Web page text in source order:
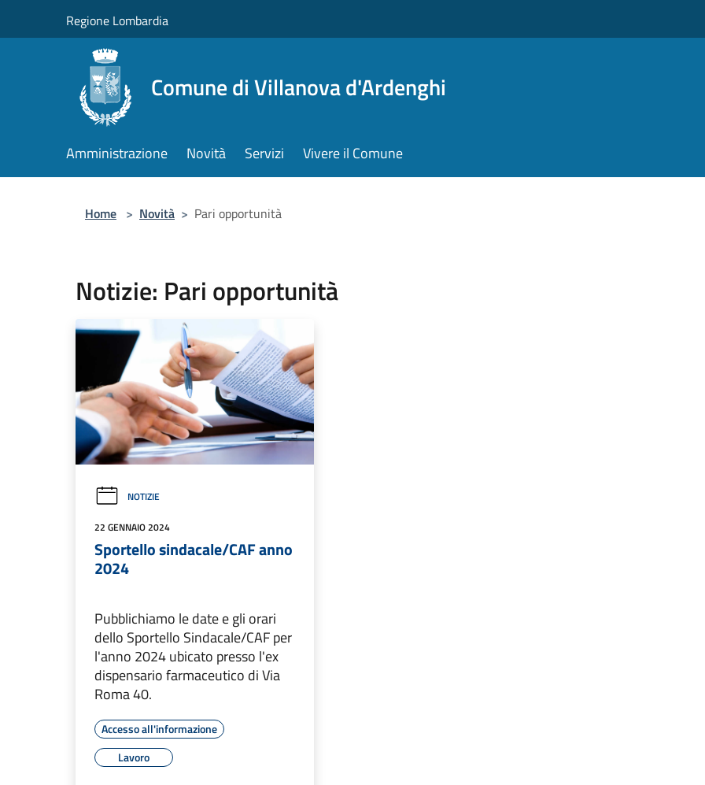
Regione Lombardia
Comune di Villanova d'Ardenghi
Amministrazione Novità Servizi Vivere il Comune
Home > Novità > Pari opportunità
Notizie: Pari opportunità
NOTIZIE
22 GENNAIO 2024
Sportello sindacale/CAF anno
2024
Pubblichiamo le date e gli orari
dello Sportello Sindacale/CAF per
l'anno 2024 ubicato presso l'ex
dispensario farmaceutico di Via
Roma 40.
Accesso all'informazione
Lavoro